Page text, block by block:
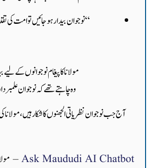
“نوجوان بیدار ہو جائیں تو امت کی
مولانا کا پیغام نوجوانوں کے
وہ چاہتے تھے کہ نوجوان
آج جب نوجوان نظریاتی الجھنوں کا شکار ہیں، مولانا
Ask Maududi AI Chatbot
–